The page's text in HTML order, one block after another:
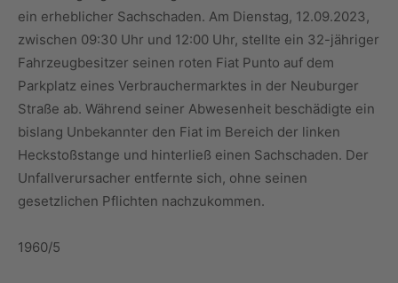
ein erheblicher Sachschaden. Am Dienstag, 12.09.2023,
zwischen 09:30 Uhr und 12:00 Uhr, stellte ein 32-jähriger
Fahrzeugbesitzer seinen roten Fiat Punto auf dem
Parkplatz eines Verbrauchermarktes in der Neuburger
Straße ab. Während seiner Abwesenheit beschädigte ein
bislang Unbekannter den Fiat im Bereich der linken
Heckstoßstange und hinterließ einen Sachschaden. Der
Unfallverursacher entfernte sich, ohne seinen
gesetzlichen Pflichten nachzukommen.
1960/5